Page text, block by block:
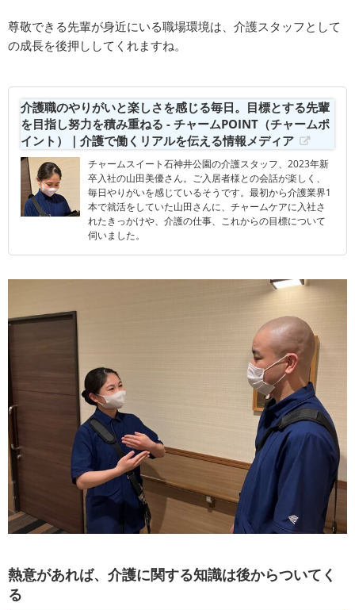
尊敬できる先輩が身近にいる職場環境は、介護スタッフとして
の成長を後押ししてくれますね。
介護職のやりがいと楽しさを感じる毎日。目標とする先輩
を目指し努力を積み重ねる - チャームPOINT（チャームポ
イント）｜介護で働くリアルを伝える情報メディア
チャームスイート石神井公園の介護スタッフ、2023年新
卒入社の山田美優さん。ご入居者様との会話が楽しく、
毎日やりがいを感じているそうです。最初から介護業界1
本で就活をしていた山田さんに、チャームケアに入社さ
れたきっかけや、介護の仕事、これからの目標について
伺いました。
熱意があれば、介護に関する知識は後からついてく
る